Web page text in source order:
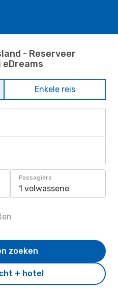
- Reserveer
Enkele reis
Passagiers
1 volwassene
+ hotel
zoeken